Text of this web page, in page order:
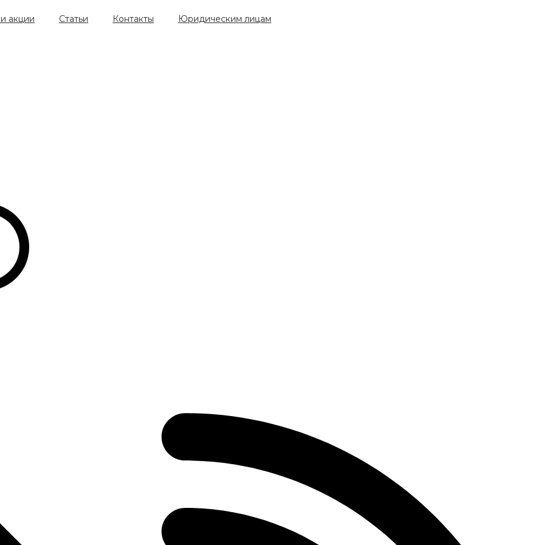
акции Статьи Контакты Юридическим лицам